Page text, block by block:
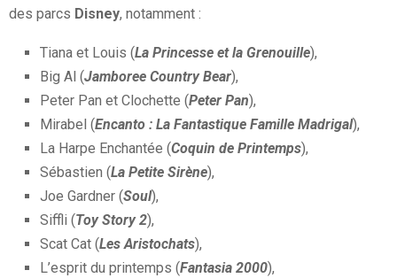
des parcs Disney, notamment :
Tiana et Louis (La Princesse et la Grenouille),
Big Al (Jamboree Country Bear),
Peter Pan et Clochette (Peter Pan),
Mirabel (Encanto : La Fantastique Famille Madrigal),
La Harpe Enchantée (Coquin de Printemps),
Sébastien (La Petite Sirène),
Joe Gardner (Soul),
Siffli (Toy Story 2),
Scat Cat (Les Aristochats),
L’esprit du printemps (Fantasia 2000),